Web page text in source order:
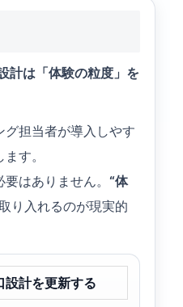
計は「体験の粒度」を
グ担当者が導入しやす
す。
はありません。 “体
り入れるのが現実的
設計を更新する